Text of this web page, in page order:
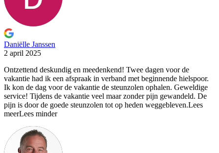
Daniëlle Janssen
2 april 2025
Ontzettend deskundig en meedenkend! Twee dagen voor de
vakantie had ik een afspraak in verband met beginnende hielspoor.
Ik kon de dag voor de vakantie de steunzolen ophalen. Geweldige
service! Tijdens de vakantie veel maar zonder pijn gewandeld. De
pijn is door de goede steunzolen tot op heden weggebleven.Lees
meerLees minder